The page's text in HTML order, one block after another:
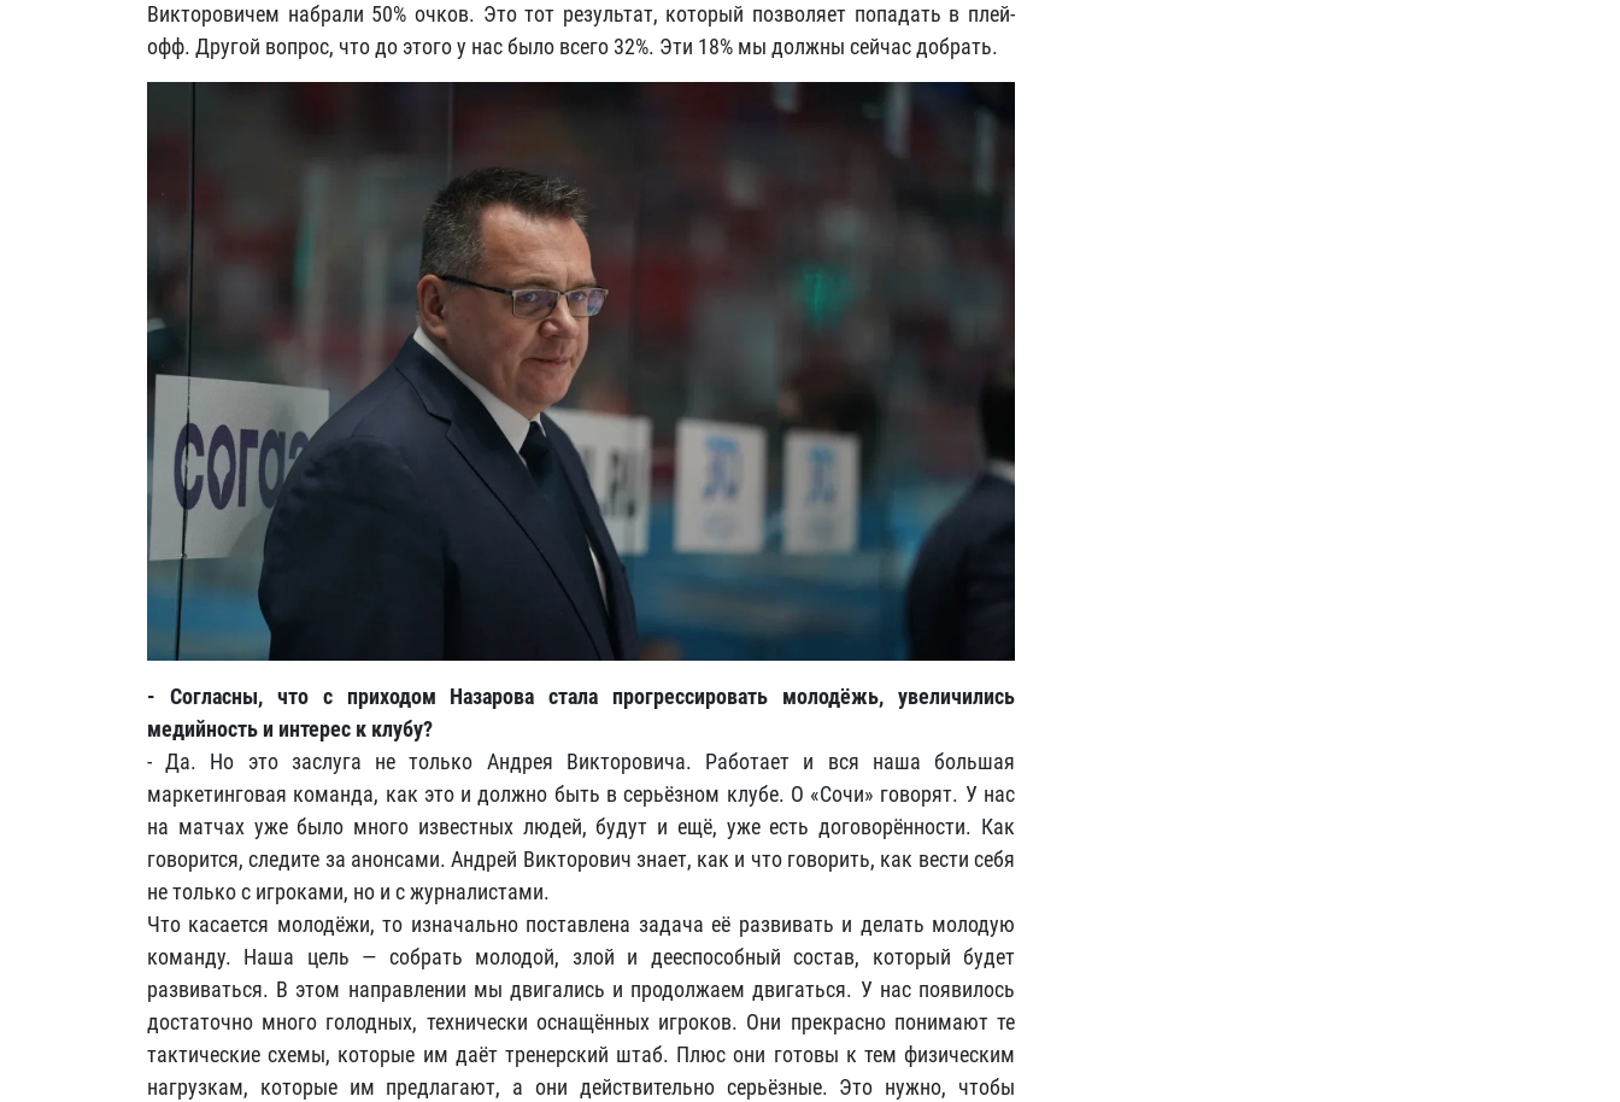
Викторовичем набрали 50% очков. Это тот результат, который позволяет попадать в плей-
офф. Другой вопрос, что до этого у нас было всего 32%. Эти 18% мы должны сейчас добрать.
- Согласны, что с приходом Назарова стала прогрессировать молодёжь, увеличились
медийность и интерес к клубу?
- Да. Но это заслуга не только Андрея Викторовича. Работает и вся наша большая
маркетинговая команда, как это и должно быть в серьёзном клубе. О «Сочи» говорят. У нас
на матчах уже было много известных людей, будут и ещё, уже есть договорённости. Как
говорится, следите за анонсами. Андрей Викторович знает, как и что говорить, как вести себя
не только с игроками, но и с журналистами.
Что касается молодёжи, то изначально поставлена задача её развивать и делать молодую
команду. Наша цель — собрать молодой, злой и дееспособный состав, который будет
развиваться. В этом направлении мы двигались и продолжаем двигаться. У нас появилось
достаточно много голодных, технически оснащённых игроков. Они прекрасно понимают те
тактические схемы, которые им даёт тренерский штаб. Плюс они готовы к тем физическим
нагрузкам, которые им предлагают, а они действительно серьёзные. Это нужно, чтобы